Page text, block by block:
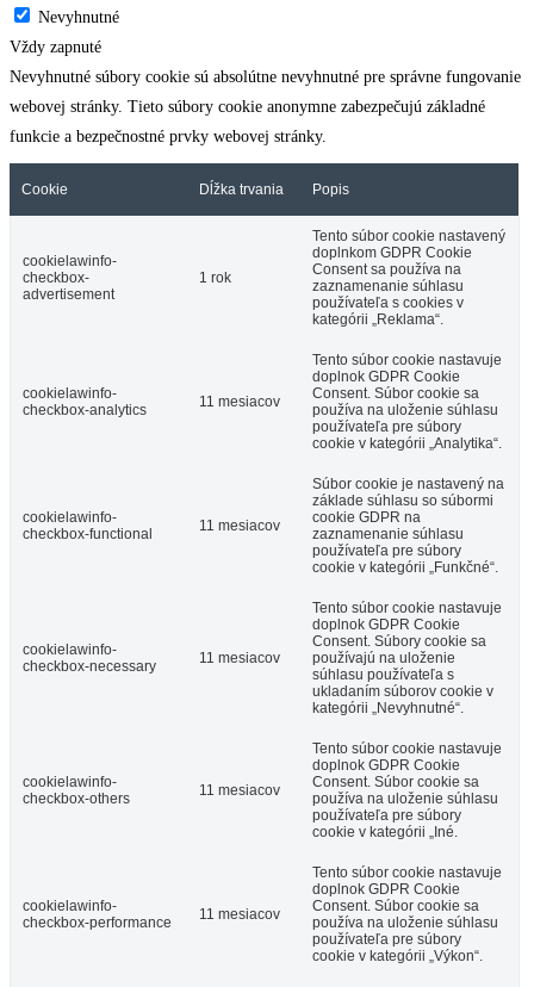
Nevyhnutné
Vždy zapnuté
Nevyhnutné súbory cookie sú absolútne nevyhnutné pre správne fungovanie
webovej stránky. Tieto súbory cookie anonymne zabezpečujú základné
funkcie a bezpečnostné prvky webovej stránky.
Cookie Dĺžka trvania Popis
cookielawinfo-
checkbox-
advertisement
1 rok
Tento súbor cookie nastavený
doplnkom GDPR Cookie
Consent sa používa na
zaznamenanie súhlasu
používateľa s cookies v
kategórii „Reklama“.
cookielawinfo-
checkbox-analytics
11 mesiacov
Tento súbor cookie nastavuje
doplnok GDPR Cookie
Consent. Súbor cookie sa
používa na uloženie súhlasu
používateľa pre súbory
cookie v kategórii „Analytika“.
cookielawinfo-
checkbox-functional
11 mesiacov
Súbor cookie je nastavený na
základe súhlasu so súbormi
cookie GDPR na
zaznamenanie súhlasu
používateľa pre súbory
cookie v kategórii „Funkčné“.
cookielawinfo-
checkbox-necessary
11 mesiacov
Tento súbor cookie nastavuje
doplnok GDPR Cookie
Consent. Súbory cookie sa
používajú na uloženie
súhlasu používateľa s
ukladaním súborov cookie v
kategórii „Nevyhnutné“.
cookielawinfo-
checkbox-others
11 mesiacov
Tento súbor cookie nastavuje
doplnok GDPR Cookie
Consent. Súbor cookie sa
používa na uloženie súhlasu
používateľa pre súbory
cookie v kategórii „Iné.
cookielawinfo-
checkbox-performance
11 mesiacov
Tento súbor cookie nastavuje
doplnok GDPR Cookie
Consent. Súbor cookie sa
používa na uloženie súhlasu
používateľa pre súbory
cookie v kategórii „Výkon“.